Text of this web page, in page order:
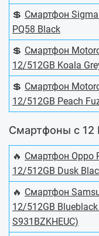
💲 Смартфон
PQ58 Black
💲 Смартфон
12/512GB Koala
💲 Смартфон
12/512GB Peach
Смартфоны с 12
🔥 Смартфон Oppo
12/512GB Dusk
🔥 Смартфон
12/512GB
S931BZKHEUC)